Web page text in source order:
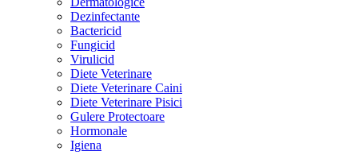
Dezinfectante
Bactericid
Fungicid
Virulicid
Diete Veterinare
Diete Veterinare Caini
Diete Veterinare Pisici
Gulere Protectoare
Hormonale
Igiena